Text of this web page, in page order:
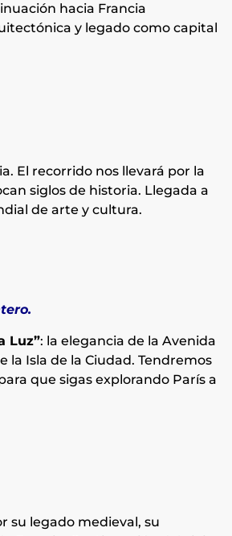
hacia Francia
y legado como capital
El recorrido nos llevará por la
siglos de historia. Llegada a
de arte y cultura.
Luz”: la elegancia de la Avenida
la Isla de la Ciudad. Tendremos
que sigas explorando París a
su legado medieval, su